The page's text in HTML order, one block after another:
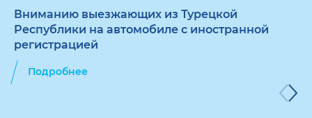
Вниманию выезжающих из Турецкой
Республики на автомобиле с иностранной
регистрацией
Подробнее